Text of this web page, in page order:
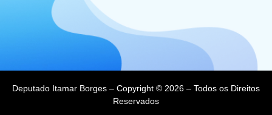
Deputado Itamar Borges – Copyright © 2026 – Todos os Direitos
Reservados